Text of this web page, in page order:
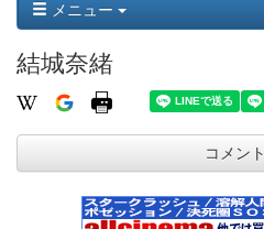
メニュー
結城奈緒
コメント